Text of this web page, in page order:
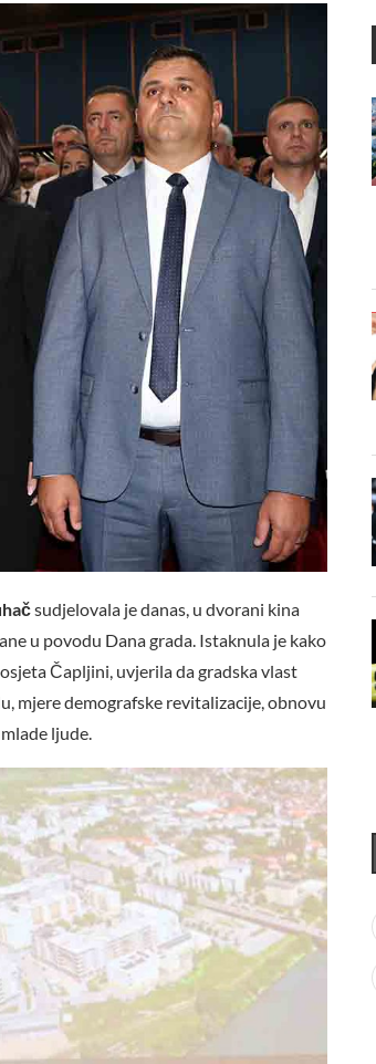
sudjelovala je danas, u dvorani kina
u povodu Dana grada. Istaknula je kako
Čapljini, uvjerila da gradska vlast
mjere demografske revitalizacije, obnovu
ljude.